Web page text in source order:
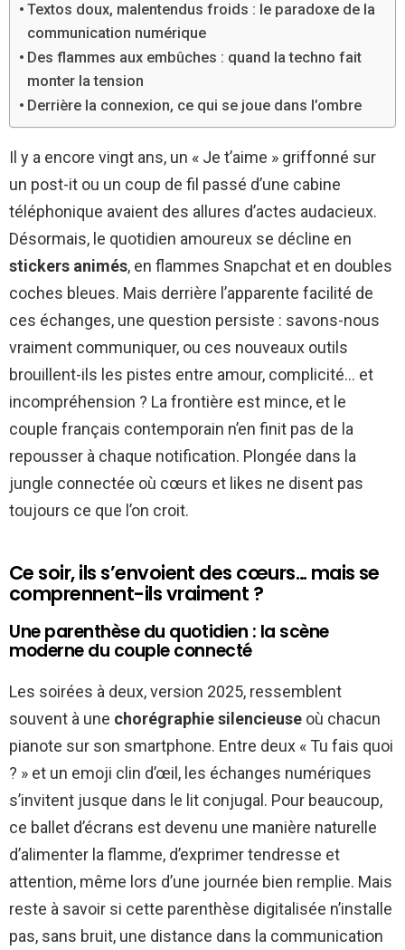
Textos doux, malentendus froids : le paradoxe de la
communication numérique
Des flammes aux embûches : quand la techno fait
monter la tension
Derrière la connexion, ce qui se joue dans l’ombre
Il y a encore vingt ans, un « Je t’aime » griffonné sur
un post-it ou un coup de fil passé d’une cabine
téléphonique avaient des allures d’actes audacieux.
Désormais, le quotidien amoureux se décline en
stickers animés, en flammes Snapchat et en doubles
coches bleues. Mais derrière l’apparente facilité de
ces échanges, une question persiste : savons-nous
vraiment communiquer, ou ces nouveaux outils
brouillent-ils les pistes entre amour, complicité… et
incompréhension ? La frontière est mince, et le
couple français contemporain n’en finit pas de la
repousser à chaque notification. Plongée dans la
jungle connectée où cœurs et likes ne disent pas
toujours ce que l’on croit.
Ce soir, ils s’envoient des cœurs… mais se
comprennent-ils vraiment ?
Une parenthèse du quotidien : la scène
moderne du couple connecté
Les soirées à deux, version 2025, ressemblent
souvent à une chorégraphie silencieuse où chacun
pianote sur son smartphone. Entre deux « Tu fais quoi
? » et un emoji clin d’œil, les échanges numériques
s’invitent jusque dans le lit conjugal. Pour beaucoup,
ce ballet d’écrans est devenu une manière naturelle
d’alimenter la flamme, d’exprimer tendresse et
attention, même lors d’une journée bien remplie. Mais
reste à savoir si cette parenthèse digitalisée n’installe
pas, sans bruit, une distance dans la communication